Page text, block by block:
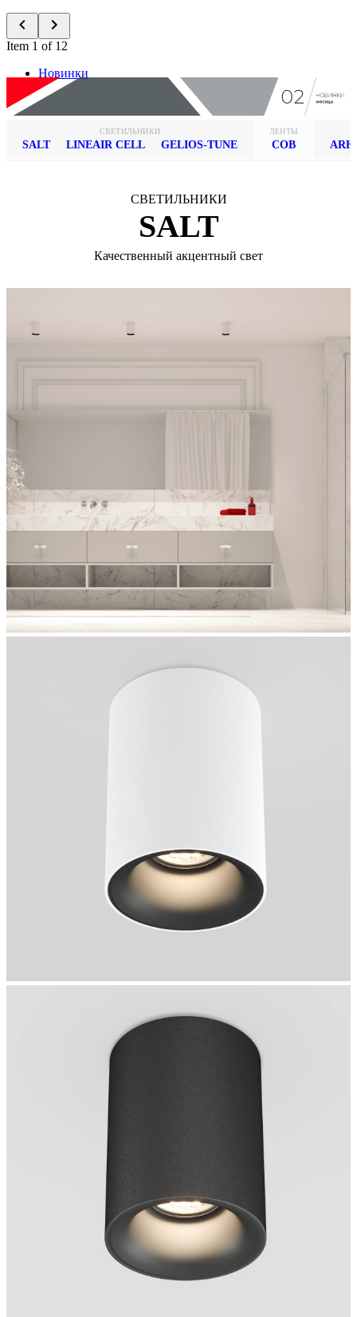
Item 1 of 12
Новинки
СВЕТИЛЬНИКИ
SALT LINEAIR CELL GELIOS-TUNE
ЛЕНТЫ
COB
СВЕТИЛЬНИКИ
SALT
Качественный акцентный свет